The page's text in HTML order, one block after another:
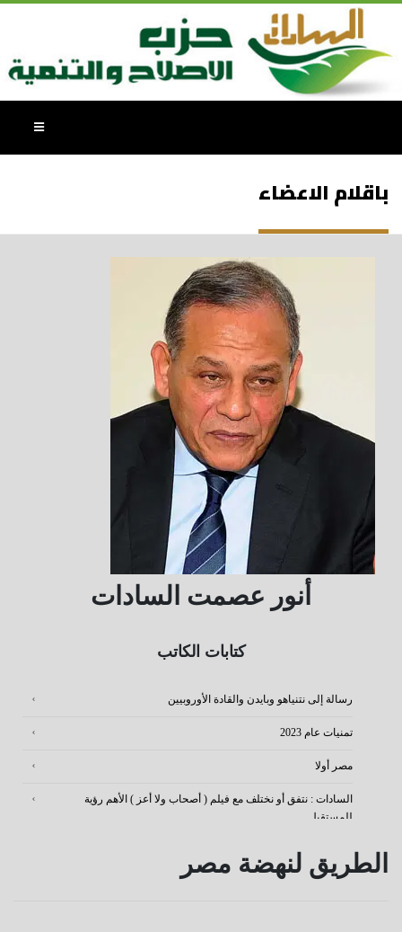
باقلام الاعضاء
أنور عصمت السادات
كتابات الكاتب
رسالة إلى نتنياهو وبايدن والقادة الأوروبيين
تمنيات عام 2023
مصر أولا
السادات : نتفق أو نختلف مع فيلم ( أصحاب ولا أعز ) الأهم رؤية
للمستقبل
الطريق لنهضة مصر